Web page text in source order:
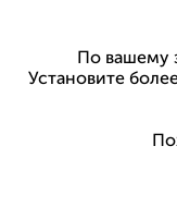
По вашему
Установите